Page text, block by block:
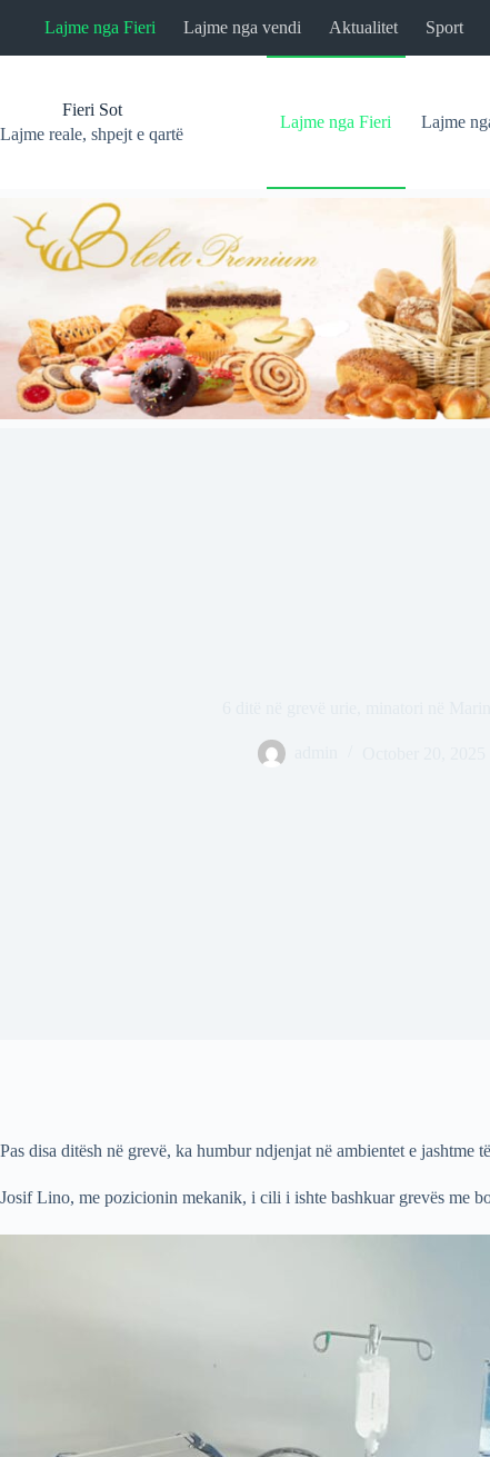
Lajme nga Fieri Lajme nga vendi Aktualitet Sport
Fieri Sot
Lajme reale, shpejt e qartë
Lajme nga Fieri Lajme
Pas disa ditësh në grevë, ka humbur ndjenjat në ambientet e jashtme
Josif Lino, me pozicionin mekanik, i cili i ishte bashkuar grevës me